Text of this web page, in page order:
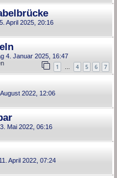
April 2025, 20:16
4. Januar 2025, 16:47
1 … 4 5 6 7
2022, 12:06
Mai 2022, 06:16
April 2022, 07:24